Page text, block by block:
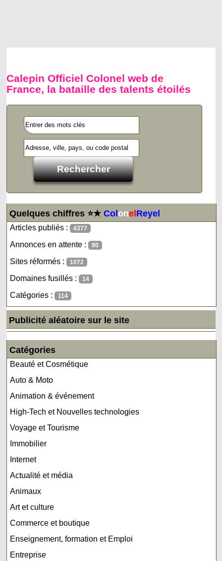
Calepin Officiel Colonel web de
France, la bataille des talents étoilés
Quelques chiffres ⭐★ColonelReyel
Articles publiés : 4377
Annonces en attente : 90
Sites réformés : 1072
Domaines fusillés : 14
Catégories : 114
Publicité aléatoire sur le site
Catégories
Beauté et Cosmétique
Auto & Moto
Animation & événement
High-Tech et Nouvelles technologies
Voyage et Tourisme
Immobilier
Internet
Actualité et média
Animaux
Art et culture
Commerce et boutique
Enseignement, formation et Emploi
Entreprise